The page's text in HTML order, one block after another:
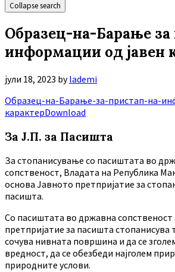
Collapse search
Образец-на-Барање за
информации од јавен
јули 18, 2023 bylademi
Образец-на-Барање-за-пристап-на-
карактерDownload
За Ј.П. за Пасишта
За стопанисување со пасиштата во
сопственост, Владата на Република
основа Јавното претпријатие за
пасишта.
Co пасиштата во државна
претпријатие за пасишта стопанисува
сочува нивната површина и да се
вредност, да се обезбеди најголем
природните услови.